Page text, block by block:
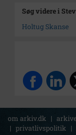
Søg videre i
Holtug Skanse
om arkiv.dk |
| privatlivspolitik |